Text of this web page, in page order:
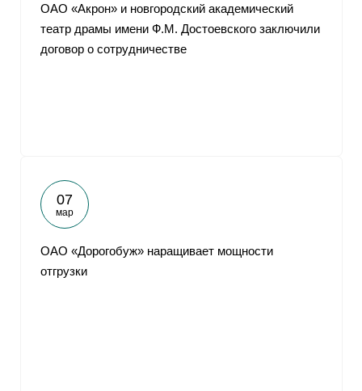
ОАО «Акрон» и новгородский академический
театр драмы имени Ф.М. Достоевского заключили
договор о сотрудничестве
07
мар
ОАО «Дорогобуж» наращивает мощности
отгрузки